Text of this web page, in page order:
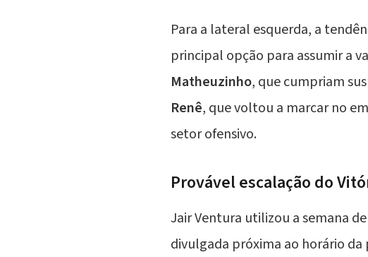
Para a lateral esquerda, a
principal opção para assumir a
Matheuzinho, que cumpriam
Renê, que voltou a marcar no
setor ofensivo.
Provável escalação do
Jair Ventura utilizou a semana
divulgada próxima ao horário da